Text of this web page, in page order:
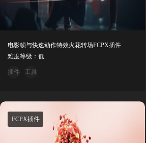
电影帧与快速动作特效火花转场FCPX插件
难度等级：低
插件 工具
FCPX插件